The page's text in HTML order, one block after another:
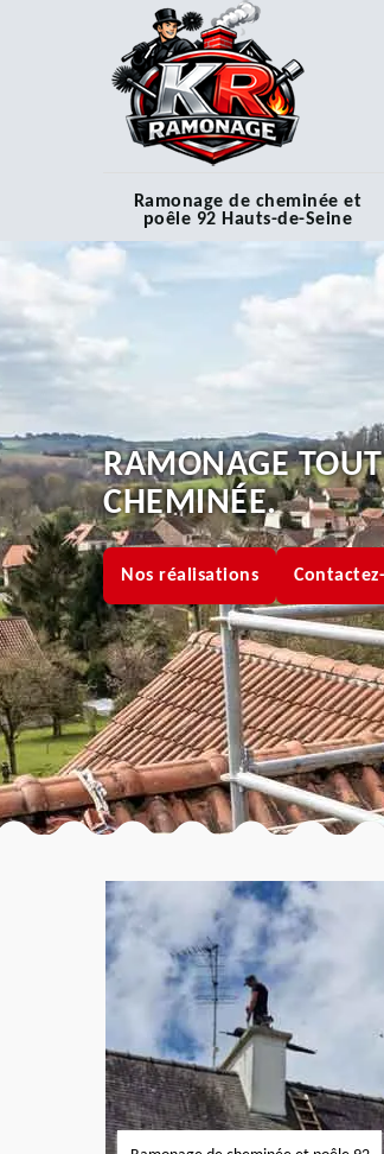
Ramonage de cheminée et
poêle 92 Hauts-de-Seine
RAMONAGE
CHEMINÉE.
Nos réalisations